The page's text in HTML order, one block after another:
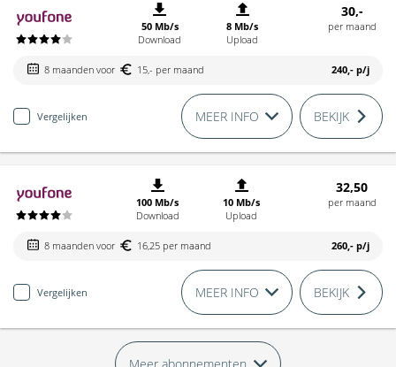
50 Mb/s
Download
8 Mb/s
Upload
30,-
per maand
8 maanden voor 15,- per maand 240,- p/j
Vergelijken MEER INFO BEKIJK
100 Mb/s
Download
10 Mb/s
Upload
32,50
per maand
8 maanden voor 16,25 per maand 260,- p/j
Vergelijken MEER INFO BEKIJK